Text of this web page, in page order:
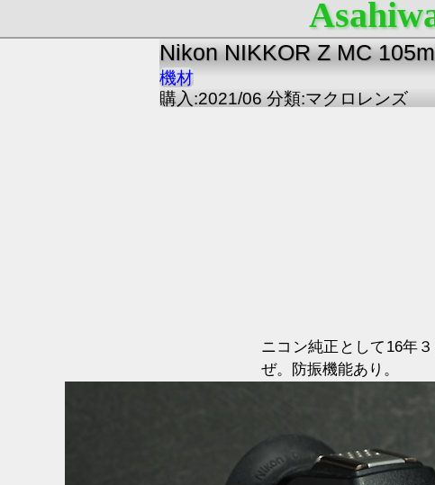
Nikon NIKKOR Z MC
機材
購入:2021/06 分類:マクロレンズ
ニコン純正として16年
ぜ。防振機能あり。